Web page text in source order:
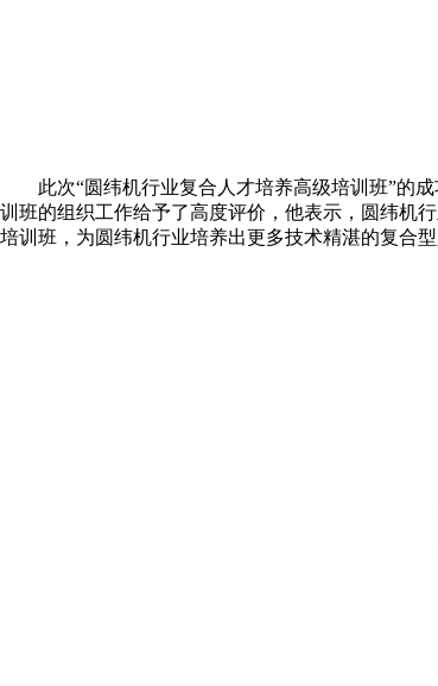
此次“圆纬机行业复合人才培养高级培训班”的
训班的组织工作给予了高度评价，他表示，圆纬机
培训班，为圆纬机行业培养出更多技术精湛的复合